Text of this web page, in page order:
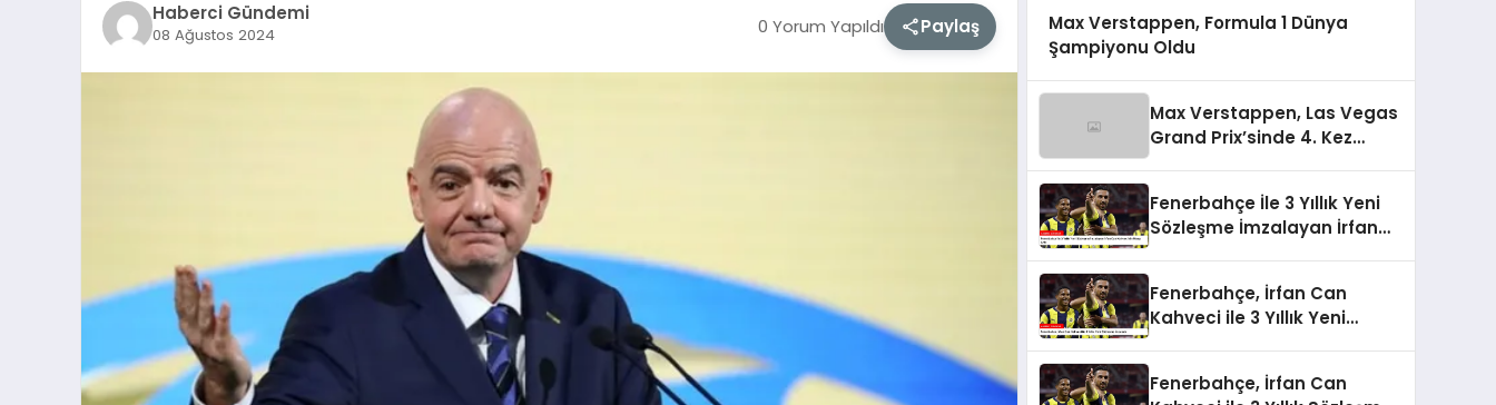
Haberci Gündemi
08 Ağustos 2024 0 Yorum Yapıldı Paylaş
Max Verstappen, Formula 1 Dünya
Şampiyonu Oldu
Max Verstappen, Las Vegas
Grand Prix’sinde 4. Kez
Fenerbahçe İle 3 Yıllık Yeni
Sözleşme İmzalayan İrfan
Fenerbahçe, İrfan Can
Kahveci ile 3 Yıllık Yeni
Fenerbahçe, İrfan Can